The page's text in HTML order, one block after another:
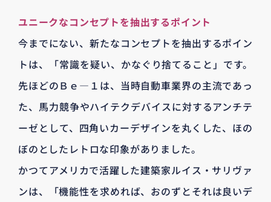
ユニークなコンセプトを抽出するポイント
今までにない、新たなコンセプトを抽出するポイン
トは、「常識を疑い、かなぐり捨てること」です。
先ほどのＢｅ―１は、当時自動車業界の主流であっ
た、馬力競争やハイテクデバイスに対するアンチテ
ーゼとして、四角いカーデザインを丸くした、ほの
ぼのとしたレトロな印象がありました。
かつてアメリカで活躍した建築家ルイス・サリヴァ
ンは、「機能性を求めれば、おのずとそれは良いデ